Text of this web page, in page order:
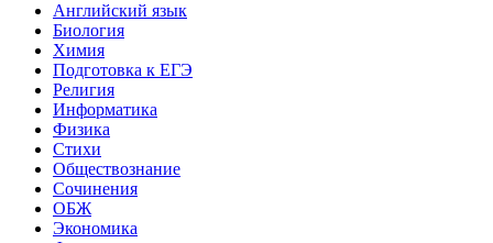
Английский язык
Биология
Химия
Подготовка к ЕГЭ
Религия
Информатика
Физика
Стихи
Обществознание
Сочинения
ОБЖ
Экономика